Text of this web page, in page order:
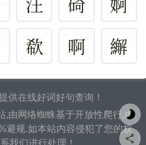
欷 啊 繲
供在线好词好句查询！
,由网络蜘蛛基于开放性爬行,由
避规.如本站内容侵犯了您的权